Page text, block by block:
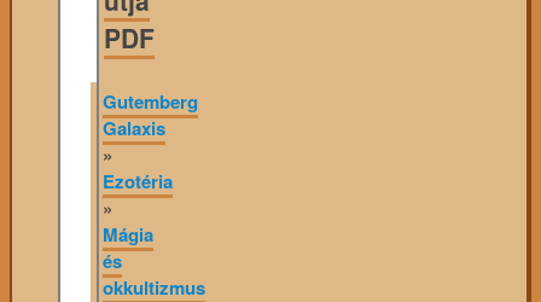
PDF
Gutemberg
Galaxis
»
Ezotéria
»
Mágia
és
okkultizmus